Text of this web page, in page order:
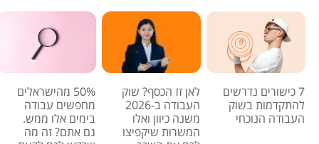
7 כישורים נדרשים
להתקדמות בשוק
העבודה הנוכחי
לאן זז הכסף? שוק
העבודה ב-2026
משנה כיוון ואלו
המשרות שיקפיצו
50% מהישראלים
מחפשים עבודה
בימים אלו ממש.
גם אתם? זה מה